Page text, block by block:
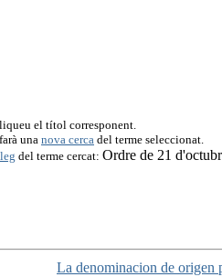
el títol corresponent.
una nova cerca del terme seleccionat.
del terme cercat: Ordre de 21
La denominacion de origen